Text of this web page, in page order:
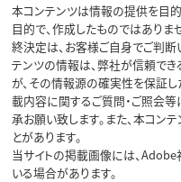
本コンテンツは情報の提供を目
目的で、作成したものではあり
終決定は、お客様ご自身でご判断
テンツの情報は、弊社が信頼で
が、その情報源の確実性を保証
載内容に関するご質問・ご照会
承お願い致します。また、本コン
とがあります。
当サイトの掲載画像には、
いる場合があります。